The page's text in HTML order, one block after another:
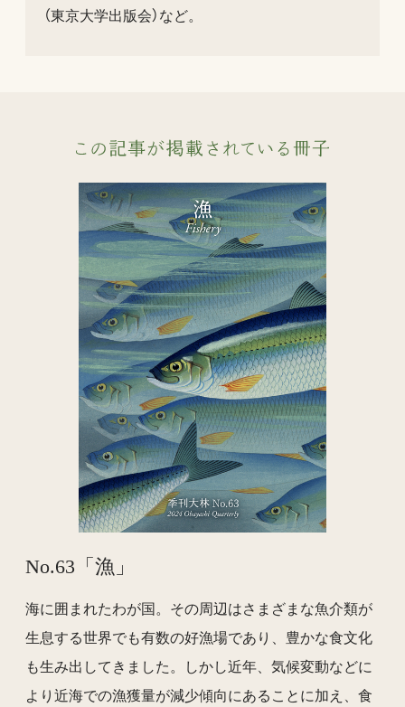
（東京大学出版会）など。
No.63「漁」
海に囲まれたわが国。その周辺はさまざまな魚介類が
生息する世界でも有数の好漁場であり、豊かな食文化
も生み出してきました。しかし近年、気候変動などに
より近海での漁獲量が減少傾向にあることに加え、食